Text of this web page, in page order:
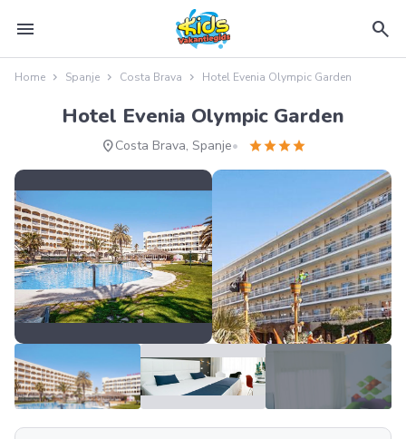
menu search
Home Spanje Costa Brava Hotel Evenia Olympic Garden
Hotel Evenia Olympic Garden
location_onCosta Brava, Spanje starstarstarstar